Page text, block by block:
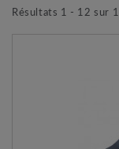
Résultats 1 - 12 sur